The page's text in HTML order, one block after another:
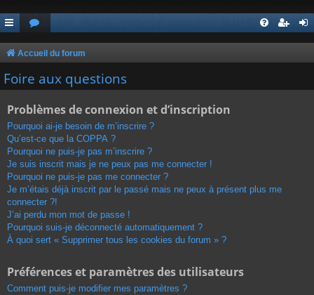
Accueil du forum
Foire aux questions
Problèmes de connexion et d’inscription
Pourquoi ai-je besoin de m’inscrire ?
Qu’est-ce que la COPPA ?
Pourquoi ne puis-je pas m’inscrire ?
Je suis inscrit mais je ne peux pas me connecter !
Pourquoi ne puis-je pas me connecter ?
Je m’étais déjà inscrit par le passé mais ne peux à présent plus me
connecter ?!
J’ai perdu mon mot de passe !
Pourquoi suis-je déconnecté automatiquement ?
À quoi sert « Supprimer tous les cookies du forum » ?
Préférences et paramètres des utilisateurs
Comment puis-je modifier mes paramètres ?